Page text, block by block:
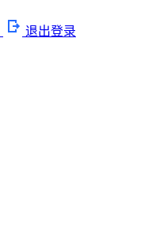
退出登录